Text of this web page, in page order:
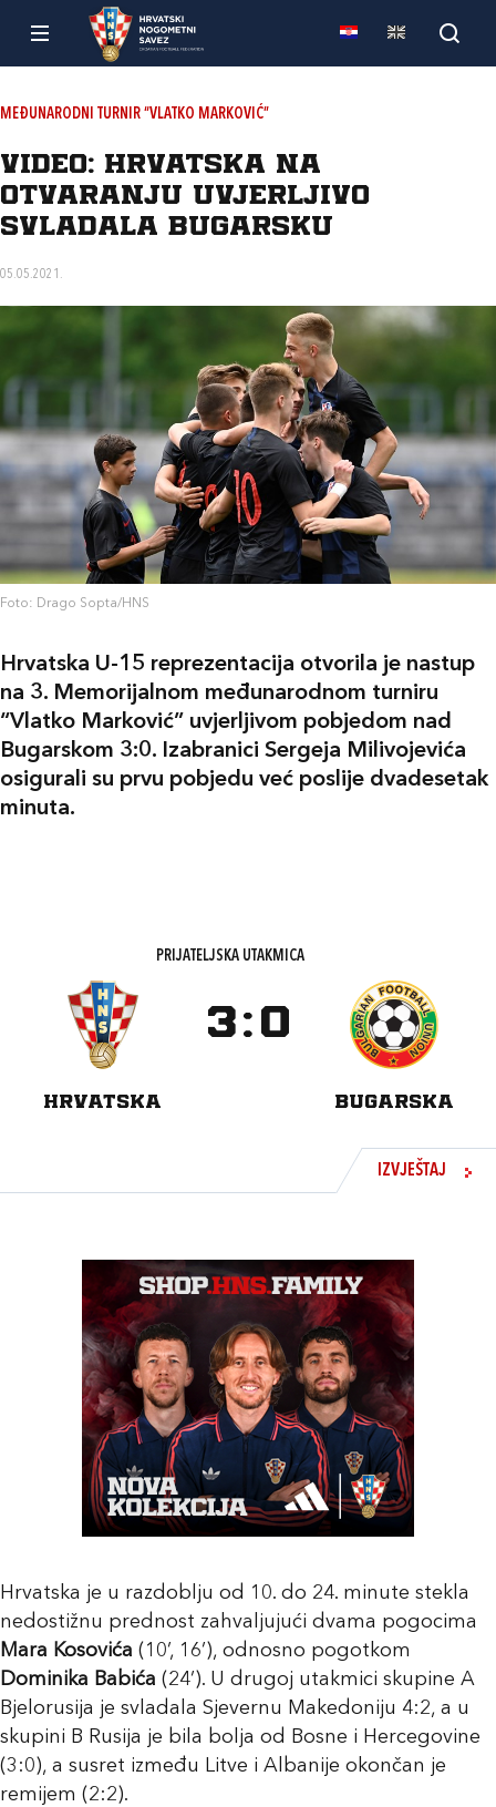
MEĐUNARODNI TURNIR “VLATKO MARKOVIĆ”
Video: Hrvatska na
otvaranju uvjerljivo
svladala Bugarsku
05.05.2021.
Foto: Drago Sopta/HNS
Hrvatska U-15 reprezentacija otvorila je nastup
na 3. Memorijalnom međunarodnom turniru
“Vlatko Marković” uvjerljivom pobjedom nad
Bugarskom 3:0. Izabranici Sergeja Milivojevića
osigurali su prvu pobjedu već poslije dvadesetak
minuta.
PRIJATELJSKA UTAKMICA
HRVATSKA
3: 0
BUGARSKA
IZVJEŠTAJ
Hrvatska je u razdoblju od 10. do 24. minute stekla
nedostižnu prednost zahvaljujući dvama pogocima
Mara Kosovića (10’, 16’), odnosno pogotkom
Dominika Babića (24’). U drugoj utakmici skupine A
Bjelorusija je svladala Sjevernu Makedoniju 4:2, a u
skupini B Rusija je bila bolja od Bosne i Hercegovine
(3:0), a susret između Litve i Albanije okončan je
remijem (2:2).